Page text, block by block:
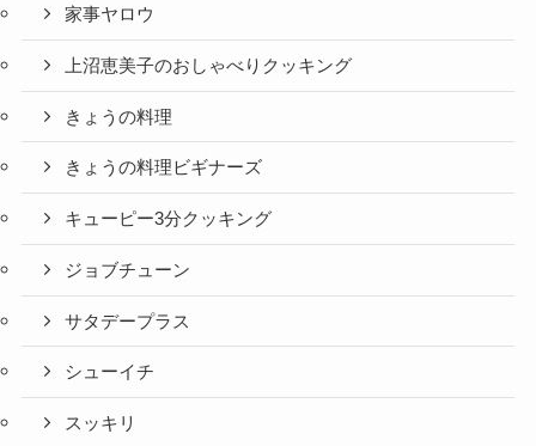
家事ヤロウ
上沼恵美子のおしゃべりクッキング
きょうの料理
きょうの料理ビギナーズ
キューピー3分クッキング
ジョブチューン
サタデープラス
シューイチ
スッキリ